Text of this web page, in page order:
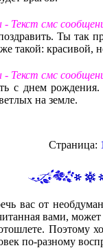
- Текст смс
Ты так
же такой:
- Текст смс
с днем
на земле.
Страница:
вас от
вами,
Поэтому
по-разному